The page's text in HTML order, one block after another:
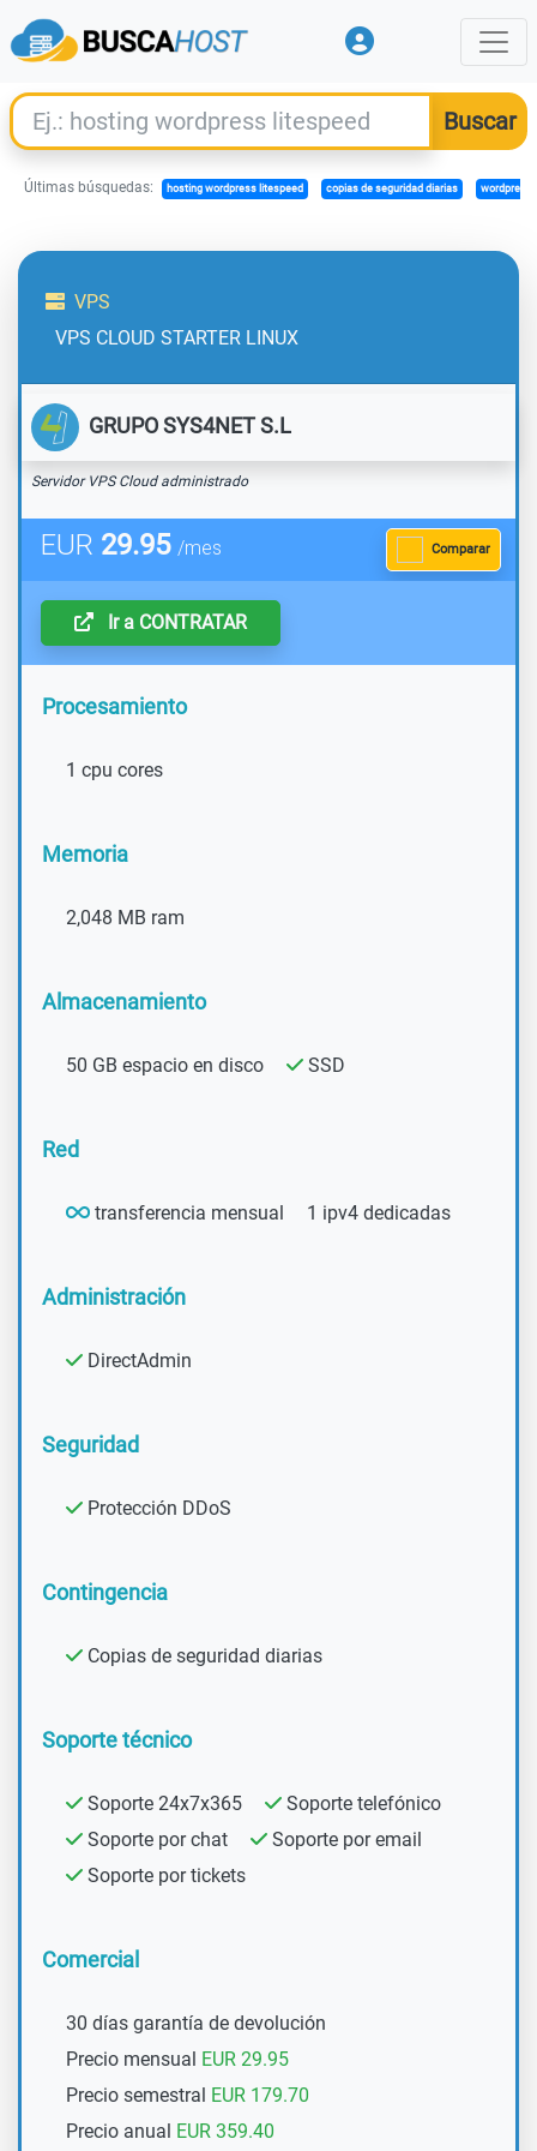
Últimas búsquedas: hosting wordpress litespeed copias de seguridad diarias wordpress
VPS
VPS CLOUD STARTER LINUX
GRUPO SYS4NET S.L
Servidor VPS Cloud administrado
Comparar
EUR 29.95 /mes
Ir a CONTRATAR
Procesamiento
1 cpu cores
Memoria
2,048 MB ram
Almacenamiento
50 GB espacio en disco SSD
Red
transferencia mensual 1 ipv4 dedicadas
Administración
DirectAdmin
Seguridad
Protección DDoS
Contingencia
Copias de seguridad diarias
Soporte técnico
Soporte 24x7x365
Soporte telefónico
Soporte por chat
Soporte por email
Soporte por tickets
Comercial
30 días garantía de devolución
Precio mensual EUR 29.95
Precio semestral EUR 179.70
Precio anual EUR 359.40